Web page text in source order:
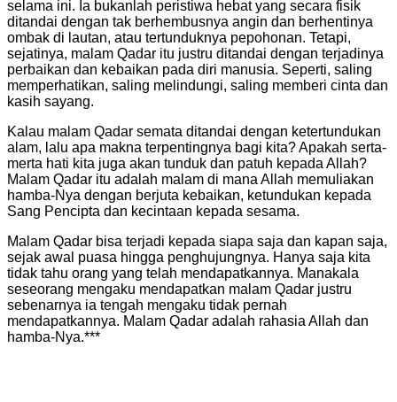
selama ini. Ia bukanlah peristiwa hebat yang secara fisik
ditandai dengan tak berhembusnya angin dan berhentinya
ombak di lautan, atau tertunduknya pepohonan. Tetapi,
sejatinya, malam Qadar itu justru ditandai dengan terjadinya
perbaikan dan kebaikan pada diri manusia. Seperti, saling
memperhatikan, saling melindungi, saling memberi cinta dan
kasih sayang.
Kalau malam Qadar semata ditandai dengan ketertundukan
alam, lalu apa makna terpentingnya bagi kita? Apakah serta-
merta hati kita juga akan tunduk dan patuh kepada Allah?
Malam Qadar itu adalah malam di mana Allah memuliakan
hamba-Nya dengan berjuta kebaikan, ketundukan kepada
Sang Pencipta dan kecintaan kepada sesama.
Malam Qadar bisa terjadi kepada siapa saja dan kapan saja,
sejak awal puasa hingga penghujungnya. Hanya saja kita
tidak tahu orang yang telah mendapatkannya. Manakala
seseorang mengaku mendapatkan malam Qadar justru
sebenarnya ia tengah mengaku tidak pernah
mendapatkannya. Malam Qadar adalah rahasia Allah dan
hamba-Nya.***